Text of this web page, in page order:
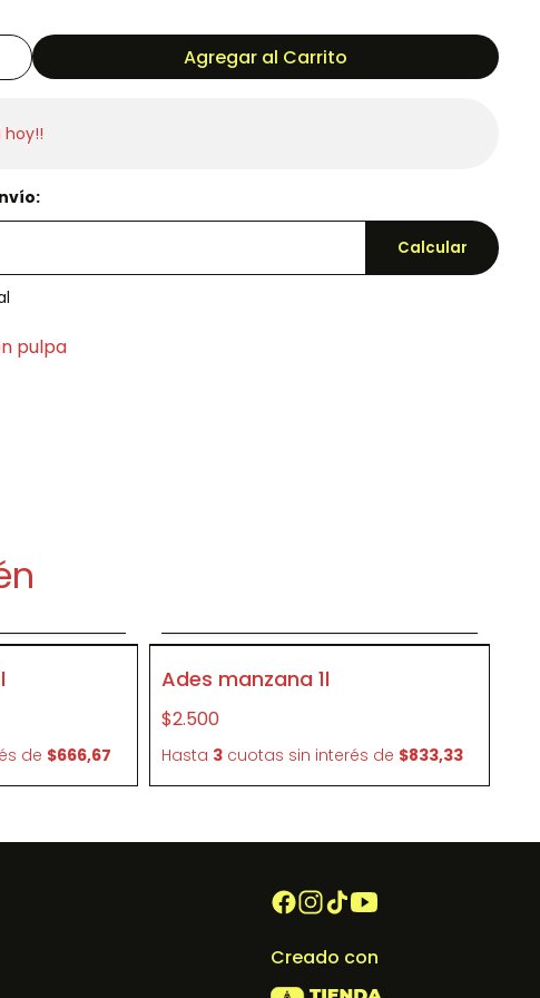
Agregar al Carrito
hoy!!
Calcular
pulpa
de $666,67
P95696
Ades manzana 1l
$2.500
Hasta 3 cuotas sin interés de $833,33
Creado con